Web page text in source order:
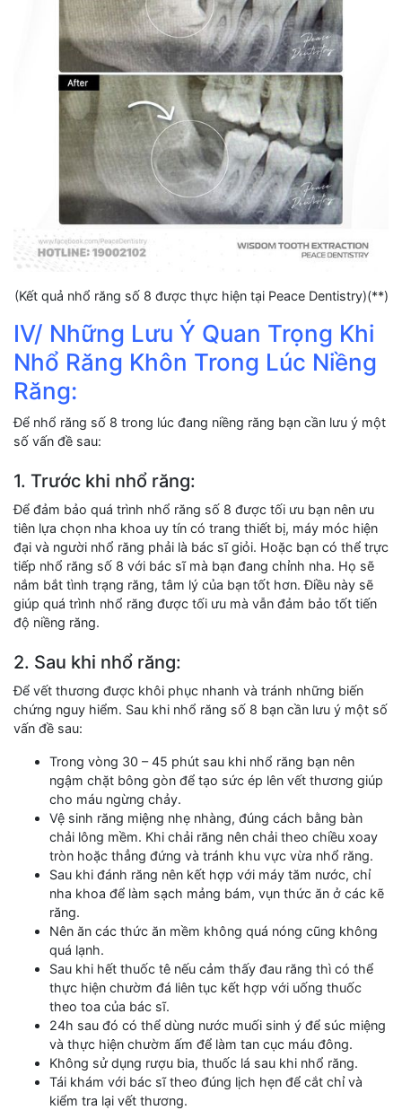
(Kết quả nhổ răng số 8 được thực hiện tại Peace Dentistry)(**)
IV/ Những Lưu Ý Quan Trọng Khi
Nhổ Răng Khôn Trong Lúc Niềng
Răng:
Để nhổ răng số 8 trong lúc đang niềng răng bạn cần lưu ý một
số vấn đề sau:
1. Trước khi nhổ răng:
Để đảm bảo quá trình nhổ răng số 8 được tối ưu bạn nên ưu
tiên lựa chọn nha khoa uy tín có trang thiết bị, máy móc hiện
đại và người nhổ răng phải là bác sĩ giỏi. Hoặc bạn có thể trực
tiếp nhổ răng số 8 với bác sĩ mà bạn đang chỉnh nha. Họ sẽ
nắm bắt tình trạng răng, tâm lý của bạn tốt hơn. Điều này sẽ
giúp quá trình nhổ răng được tối ưu mà vẫn đảm bảo tốt tiến
độ niềng răng.
2. Sau khi nhổ răng:
Để vết thương được khôi phục nhanh và tránh những biến
chứng nguy hiểm. Sau khi nhổ răng số 8 bạn cần lưu ý một số
vấn đề sau:
Trong vòng 30 – 45 phút sau khi nhổ răng bạn nên
ngậm chặt bông gòn để tạo sức ép lên vết thương giúp
cho máu ngừng chảy.
Vệ sinh răng miệng nhẹ nhàng, đúng cách bằng bàn
chải lông mềm. Khi chải răng nên chải theo chiều xoay
tròn hoặc thẳng đứng và tránh khu vực vừa nhổ răng.
Sau khi đánh răng nên kết hợp với máy tăm nước, chỉ
nha khoa để làm sạch mảng bám, vụn thức ăn ở các kẽ
răng.
Nên ăn các thức ăn mềm không quá nóng cũng không
quá lạnh.
Sau khi hết thuốc tê nếu cảm thấy đau răng thì có thể
thực hiện chườm đá liên tục kết hợp với uống thuốc
theo toa của bác sĩ.
24h sau đó có thể dùng nước muối sinh ý để súc miệng
và thực hiện chườm ấm để làm tan cục máu đông.
Không sử dụng rượu bia, thuốc lá sau khi nhổ răng.
Tái khám với bác sĩ theo đúng lịch hẹn để cắt chỉ và
kiểm tra lại vết thương.